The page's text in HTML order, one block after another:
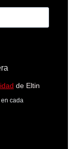
de Eltin
cada